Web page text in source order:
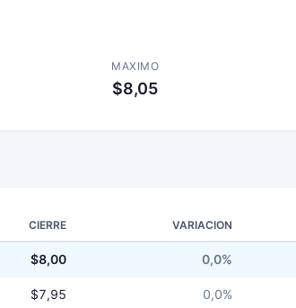
MAXIMO
$8,05
CIERRE VARIACION
$8,00 0,0%
$7,95 0,0%